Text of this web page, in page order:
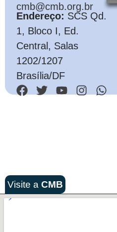
cmb@cmb.org.br
Endereço: SCS Qd.
1, Bloco I, Ed.
Central, Salas
1202/1207
Brasília/DF
Visite a CMB